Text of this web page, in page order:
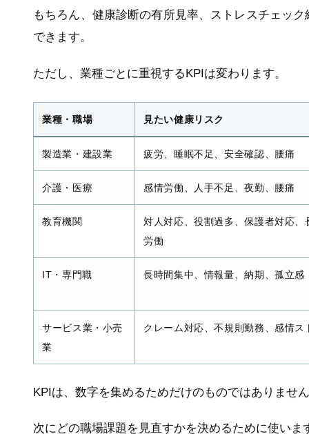
もちろん、健康診断の有所見率、ストレスチェッ
できます。
ただし、業種ごとに重視するKPIは変わります。
業種・職場 見たい健康リスク
製造業・建設業 疲労、睡眠不足、安全確認、腰痛
介護・医療 感情労働、人手不足、夜勤、腰痛
教育機関
対人対応、役割過多、保護者対応、
労働
IT・専門職 長時間集中、情報量、納期、孤立感
サービス業・小売
業
クレーム対応、不規則勤務、感情ス
KPIは、数字を集めるためだけのものではありませ
次にどの職場課題を見直すかを決めるために使いま